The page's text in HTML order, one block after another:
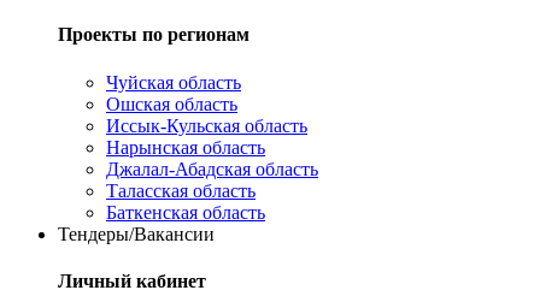
Проекты по регионам
Чуйская область
Ошская область
Иссык-Кульская область
Нарынская область
Джалал-Абадская область
Таласская область
Баткенская область
Тендеры/Вакансии
Личный кабинет